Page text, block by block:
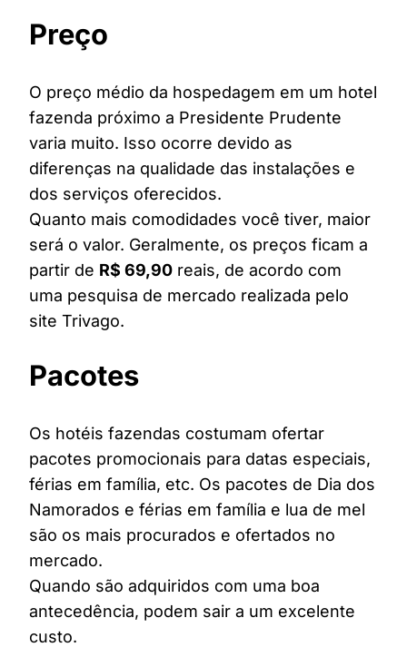
Preço
O preço médio da hospedagem em um hotel
fazenda próximo a Presidente Prudente
varia muito. Isso ocorre devido as
diferenças na qualidade das instalações e
dos serviços oferecidos.
Quanto mais comodidades você tiver, maior
será o valor. Geralmente, os preços ficam a
partir de R$ 69,90 reais, de acordo com
uma pesquisa de mercado realizada pelo
site Trivago.
Pacotes
Os hotéis fazendas costumam ofertar
pacotes promocionais para datas especiais,
férias em família, etc. Os pacotes de Dia dos
Namorados e férias em família e lua de mel
são os mais procurados e ofertados no
mercado.
Quando são adquiridos com uma boa
antecedência, podem sair a um excelente
custo.